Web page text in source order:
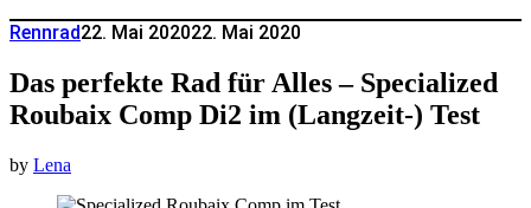
Rennrad22. Mai 202022. Mai 2020
Das perfekte Rad für Alles – Specialized
Roubaix Comp Di2 im (Langzeit-) Test
by Lena